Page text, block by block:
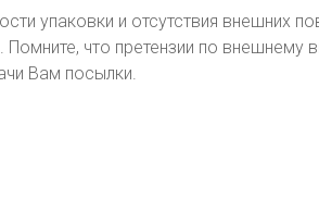
упаковки и отсутствия внешних
что претензии по внешнему
Вам посылки.